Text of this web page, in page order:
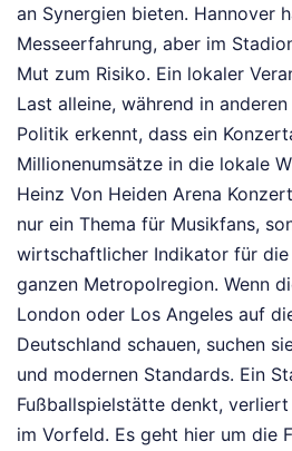
an Synergien bieten. Hannover
Messeerfahrung, aber im
Mut zum Risiko. Ein lokaler
Last alleine, während in
Politik erkennt, dass ein
Millionenumsätze in die lokale
Heinz Von Heiden Arena
nur ein Thema für Musikfans,
wirtschaftlicher Indikator für
ganzen Metropolregion. Wenn
London oder Los Angeles auf
Deutschland schauen, suchen
und modernen Standards. Ein
Fußballspielstätte denkt,
im Vorfeld. Es geht hier um die